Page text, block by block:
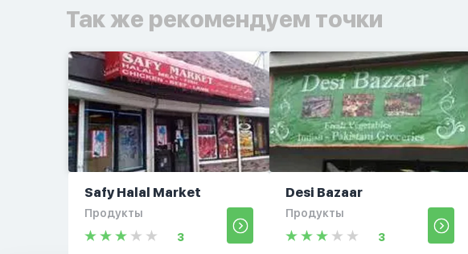
Так же рекомендуем точки
Safy Halal Market
Продукты
3
Desi Bazaar
Продукты
3